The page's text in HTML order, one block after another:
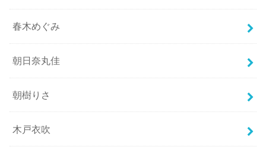
春木めぐみ
朝日奈丸佳
朝樹りさ
木戸衣吹